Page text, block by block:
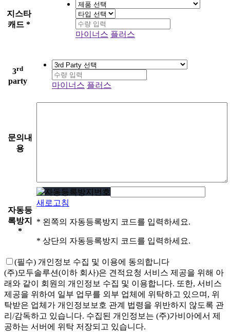
지스타
캐드 *
마이너스 플러스
3rd
party
마이너스 플러스
문의내
용
자동등
록방지
*
새로고침
* 왼쪽의 자동등록방지 코드를 입력하세요.
* 상단의 자동등록방지 코드를 입력하세요.
(필수) 개인정보 수집 및 이용에 동의합니다
(주)모두솔루션(이하 회사)은 견적요청 서비스 제공을 위해 아
래와 같이 회원의 개인정보 수집 및 이용합니다. 또한, 서비스
제공을 위하여 일부 업무를 외부 업체에 위탁하고 있으며, 위
탁받은 업체가 개인정보보호 관계 법령을 위반하지 않도록 관
리/감독하고 있습니다. 수집된 개인정보는 (주)가비아에서 제
공하는 서버에 위탁 저장되고 있습니다.